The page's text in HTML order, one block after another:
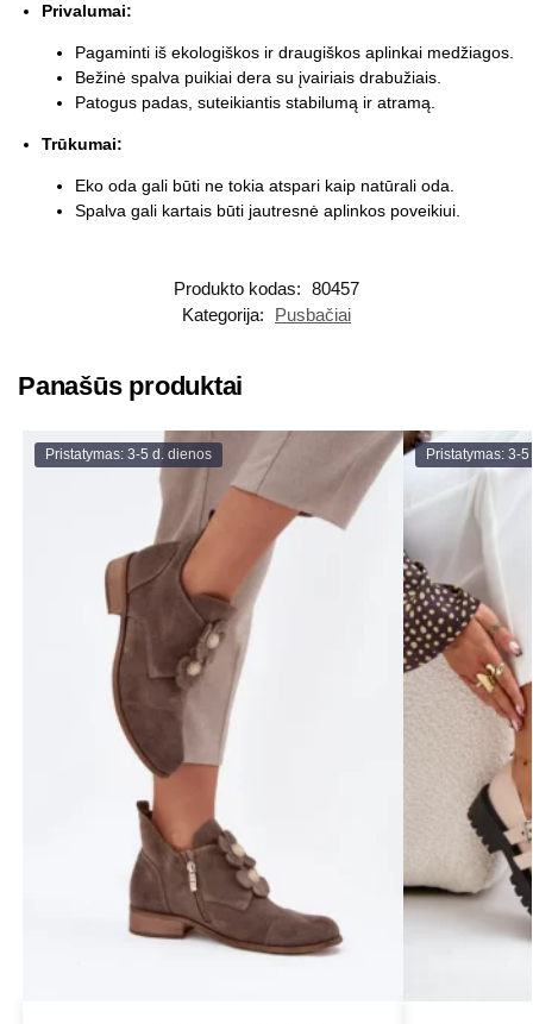
Privalumai:
Pagaminti iš ekologiškos ir draugiškos aplinkai medžiagos.
Bežinė spalva puikiai dera su įvairiais drabužiais.
Patogus padas, suteikiantis stabilumą ir atramą.
Trūkumai:
Eko oda gali būti ne tokia atspari kaip natūrali oda.
Spalva gali kartais būti jautresnė aplinkos poveikiui.
Produkto kodas: 80457
Kategorija:
Pusbačiai
Panašūs produktai
Pristatymas: 3-5 d. dienos Pristatymas: 3-